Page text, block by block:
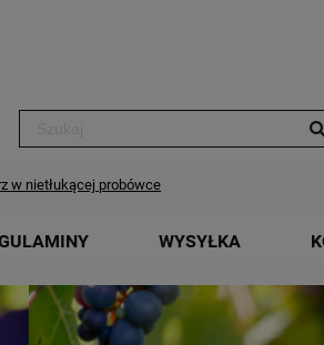
w nietłukącej probówce
WYSYŁKA